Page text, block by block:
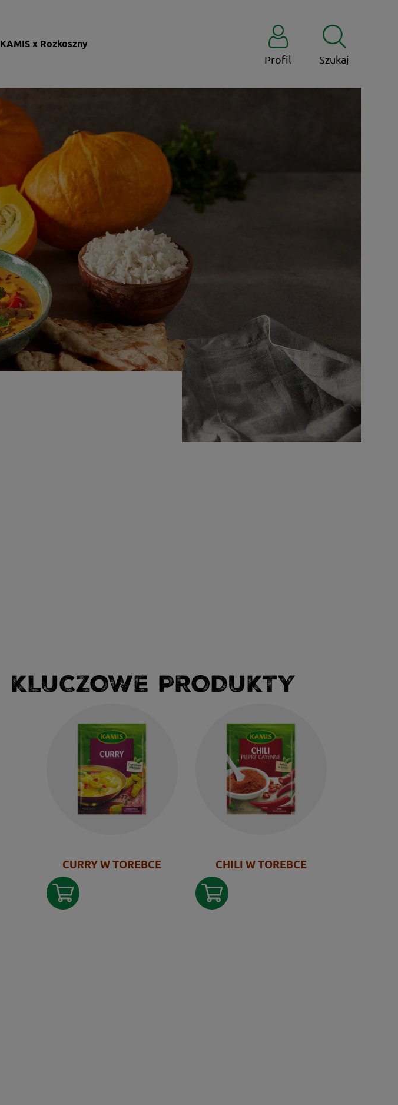
KAMIS x Rozkoszny
Profil Szukaj
KLUCZOWE PRODUKTY
CURRY W TOREBCE CHILI W TOREBCE